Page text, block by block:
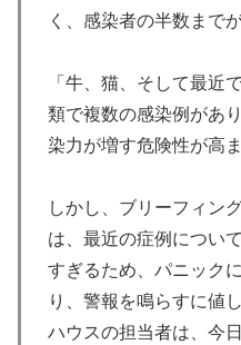
く、感染者の半数まで
「牛、猫、そして最近
類で複数の感染例があ
染力が増す危険性が高
しかし、ブリーフィン
は、最近の症例につい
すぎるため、パニック
り、警報を鳴らすに値
ハウスの担当者は、今